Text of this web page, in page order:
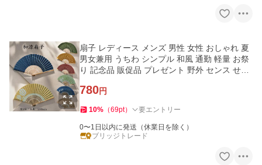
扇子 レディース メンズ 男性 女性 おしゃれ 夏
男女兼用 うちわ シンプル 和風 通勤 軽量 お祭
り 記念品 販促品 プレゼント 野外 センス せん
780円
10% （69pt） 要エントリー
0〜1日以内に発送（休業日を除く）
ブリッジトレード